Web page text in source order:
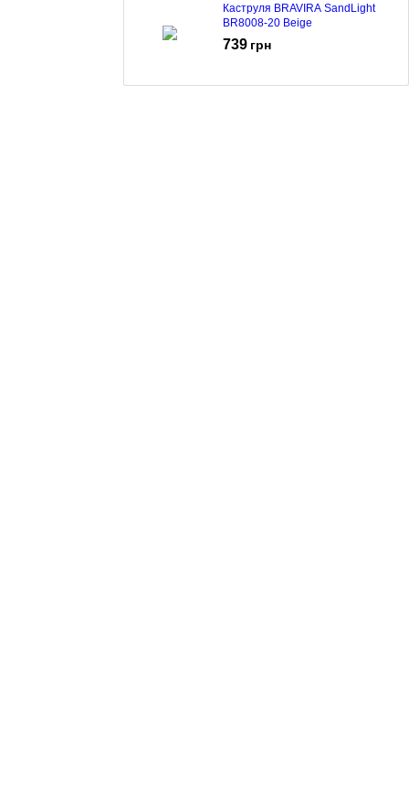
Каструля BRAVIRA SandLight
BR8008-20 Beige
739 грн